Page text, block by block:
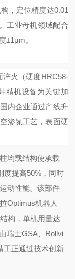
，定位精度达0.01
工业母机领域配合
±1μm。
淬火（硬度HRC58-
精机设备为关键加
内企业通过产线升
渗氮工艺，表面硬
均载结构使承载
度提高50%，同时
动性能。该部件
Optimus机器人
构，单机用量达
瑞士GSA、Rollvi
工正通过技术创新